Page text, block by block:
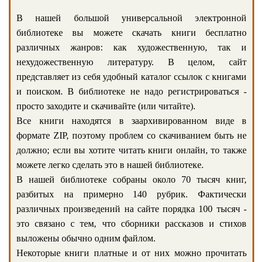
В нашей большой универсальной электронной
библиотеке вы можете скачать книги бесплатно
различных жанров: как художественную, так и
нехудожественную литературу. В целом, сайт
представляет из себя удобный каталог ссылок с книгами
и поиском. В библиотеке не надо регистрироваться -
просто заходите и скачивайте (или читайте).
Все книги находятся в заархивированном виде в
формате ZIP, поэтому проблем со скачиванием быть не
должно; если вы хотите читать книги онлайн, то также
можете легко сделать это в нашей библиотеке.
В нашей библиотеке собраны около 70 тысяч книг,
разбитых на примерно 140 рубрик. Фактически
различных произведений на сайте порядка 100 тысяч -
это связано с тем, что сборники рассказов и стихов
выложены обычно одним файлом.
Некоторые книги платные и от них можно прочитать